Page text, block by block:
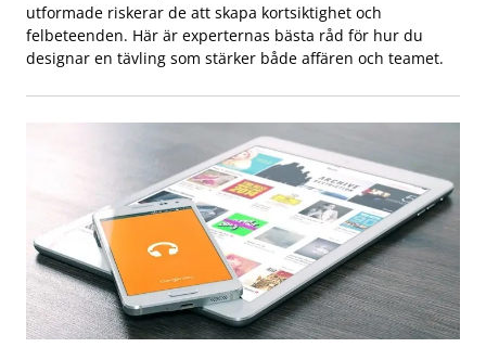
utformade riskerar de att skapa kortsiktighet och
felbeteenden. Här är experternas bästa råd för hur du
designar en tävling som stärker både affären och teamet.